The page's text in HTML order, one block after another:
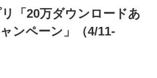
「20万ダウンロードあ
ンペーン」（4/11-